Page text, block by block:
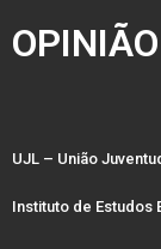
OPINIÃO
UJL – União
Instituto de Estudos